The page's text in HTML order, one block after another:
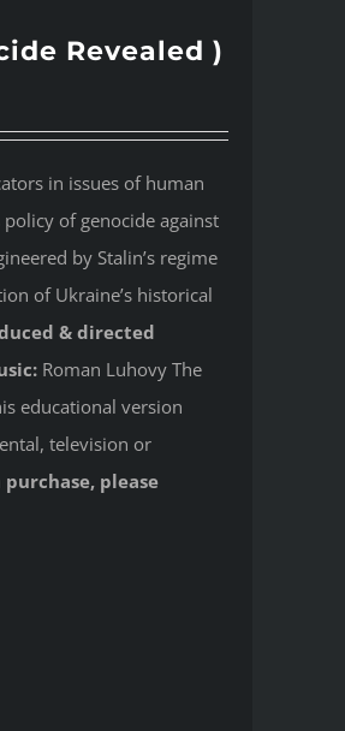
Revealed )
in issues of human
policy of genocide against
by Stalin’s regime
of Ukraine’s historical
& directed
Roman Luhovy The
educational version
television or
please